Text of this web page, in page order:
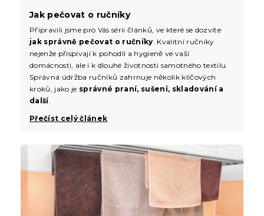
Jak pečovat o ručníky
Připravili jsme pro Vás sérii článků, ve které se dozvíte
jak správně pečovat o ručníky . Kvalitní ručníky
nejenže přispívají k pohodlí a hygieně ve vaší
domácnosti, ale i k dlouhé životnosti samotného textilu.
Správná údržba ručníků zahrnuje několik klíčových
kroků, jako je správné praní, sušení, skladování a
další.
Přečíst celý článek